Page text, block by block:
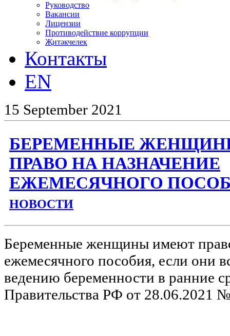
Руководство
Вакансии
Лицензии
Противодействие коррупции
Җитәкчелек
Контакты
EN
15 September 2021
БЕРЕМЕННЫЕ
ПРАВО НА НАЗНАЧЕНИЕ
ЕЖЕМЕСЯЧНОГО
НОВОСТИ
Беременные женщины имеют
ежемесячного пособия, если они
ведению беременности в ранние
Правительства РФ от 28.06.2021